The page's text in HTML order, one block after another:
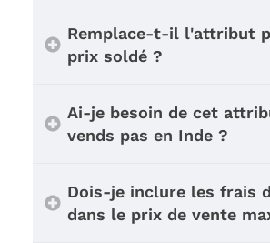
Remplace-t-il l'attribut
prix soldé ?
Ai-je besoin de cet
vends pas en Inde ?
Dois-je inclure les frais
dans le prix de vente